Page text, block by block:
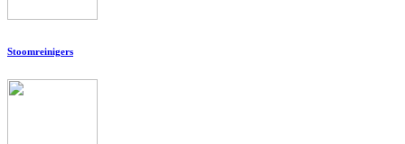
Stoomreinigers